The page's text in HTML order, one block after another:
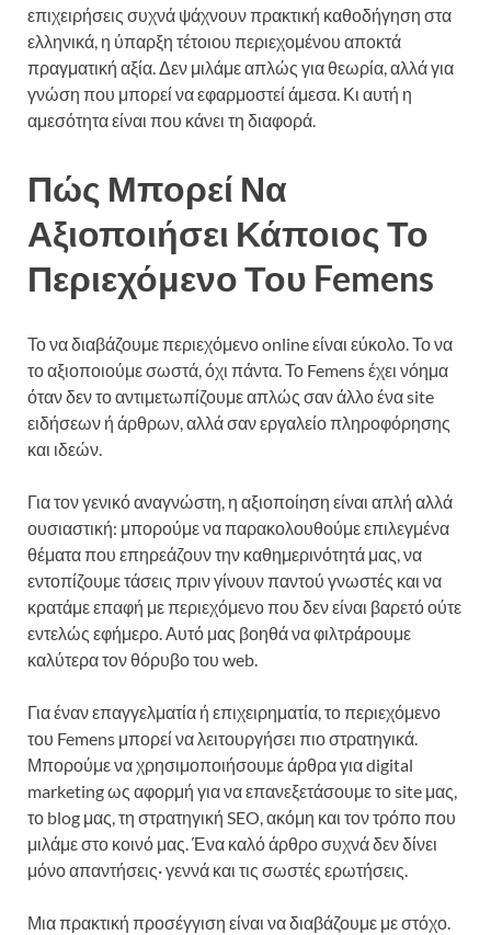
επιχειρήσεις συχνά ψάχνουν πρακτική καθοδήγηση στα
ελληνικά, η ύπαρξη τέτοιου περιεχομένου αποκτά
πραγματική αξία. Δεν μιλάμε απλώς για θεωρία, αλλά για
γνώση που μπορεί να εφαρμοστεί άμεσα. Κι αυτή η
αμεσότητα είναι που κάνει τη διαφορά.
Πώς Μπορεί Να
Αξιοποιήσει Κάποιος Το
Περιεχόμενο Του Femens
Το να διαβάζουμε περιεχόμενο online είναι εύκολο. Το να
το αξιοποιούμε σωστά, όχι πάντα. Το Femens έχει νόημα
όταν δεν το αντιμετωπίζουμε απλώς σαν άλλο ένα site
ειδήσεων ή άρθρων, αλλά σαν εργαλείο πληροφόρησης
και ιδεών.
Για τον γενικό αναγνώστη, η αξιοποίηση είναι απλή αλλά
ουσιαστική: μπορούμε να παρακολουθούμε επιλεγμένα
θέματα που επηρεάζουν την καθημερινότητά μας, να
εντοπίζουμε τάσεις πριν γίνουν παντού γνωστές και να
κρατάμε επαφή με περιεχόμενο που δεν είναι βαρετό ούτε
εντελώς εφήμερο. Αυτό μας βοηθά να φιλτράρουμε
καλύτερα τον θόρυβο του web.
Για έναν επαγγελματία ή επιχειρηματία, το περιεχόμενο
του Femens μπορεί να λειτουργήσει πιο στρατηγικά.
Μπορούμε να χρησιμοποιήσουμε άρθρα για digital
marketing ως αφορμή για να επανεξετάσουμε το site μας,
το blog μας, τη στρατηγική SEO, ακόμη και τον τρόπο που
μιλάμε στο κοινό μας. Ένα καλό άρθρο συχνά δεν δίνει
μόνο απαντήσεις· γεννά και τις σωστές ερωτήσεις.
Μια πρακτική προσέγγιση είναι να διαβάζουμε με στόχο.